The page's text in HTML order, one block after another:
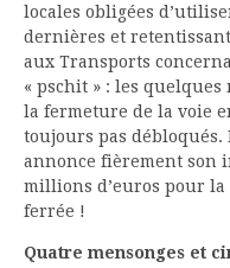
locales obligées
dernières et
aux Transports
« pschit » : les
la fermeture de la voie
toujours pas débloqués.
annonce fièrement son
millions d’euros pour la
ferrée !
Quatre mensonges et